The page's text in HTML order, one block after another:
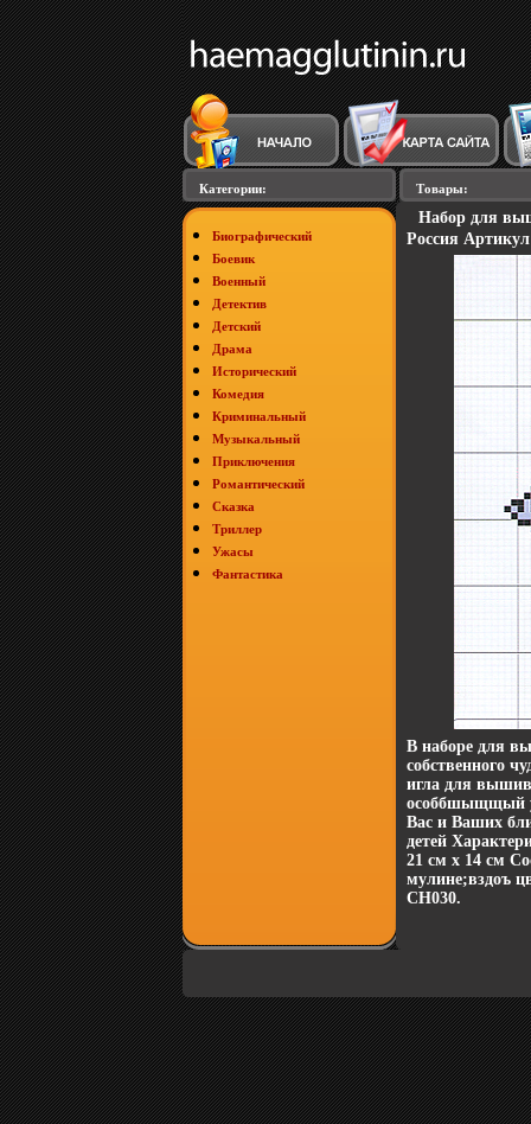
Категории:
Биографический
Боевик
Военный
Детектив
Детский
Драма
Исторический
Комедия
Криминальный
Музыкальный
Приключения
Романтический
Сказка
Триллер
Ужасы
Фантастика
Товары:
Набор для
Россия
В наборе для
собственного
игла для
особбшыщщый
Вас и Ваших
детей
21 см х 14 см
мулине;вздоъ
СН030.